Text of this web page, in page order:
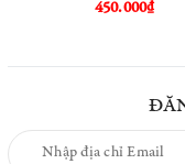
450.000₫